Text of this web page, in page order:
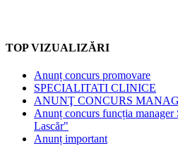
TOP VIZUALIZĂRI
Anunț concurs promovare
SPECIALITATI CLINICE
ANUNŢ CONCURS
Anunț concurs funcția manager
Lascăr"
Anunț important